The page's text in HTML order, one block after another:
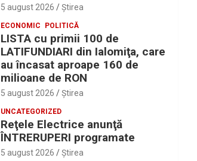
5 august 2026 Ştirea
ECONOMIC POLITICĂ
LISTA cu primii 100 de
LATIFUNDIARI din Ialomiţa, care
au încasat aproape 160 de
milioane de RON
5 august 2026 Ştirea
UNCATEGORIZED
Reţele Electrice anunţă
ÎNTRERUPERI programate
5 august 2026 Ştirea